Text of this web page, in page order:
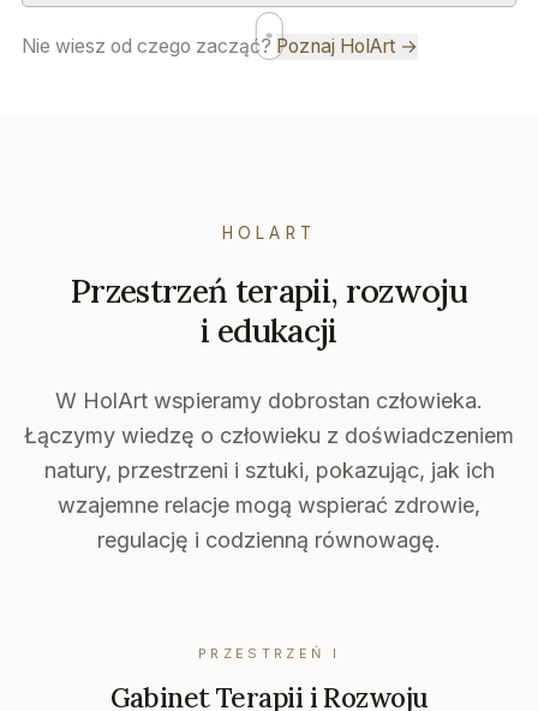
Nie wiesz od czego zacząć? Poznaj HolArt →
HOLART
Przestrzeń terapii, rozwoju
i edukacji
W HolArt wspieramy dobrostan człowieka.
Łączymy wiedzę o człowieku z doświadczeniem
natury, przestrzeni i sztuki, pokazując, jak ich
wzajemne relacje mogą wspierać zdrowie,
regulację i codzienną równowagę.
PRZESTRZEŃ I
Gabinet Terapii i Rozwoju